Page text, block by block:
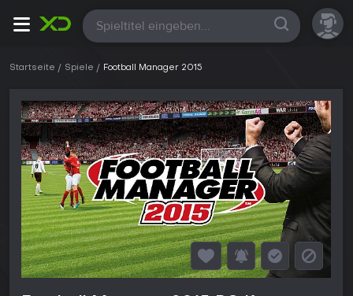
Alle
Startseite Spiele Football Manager 2015